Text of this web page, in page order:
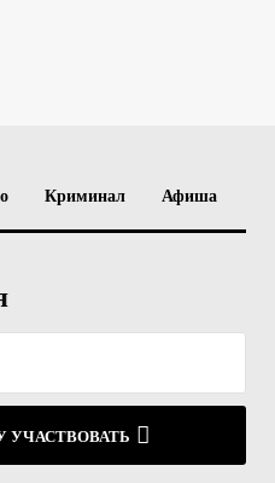
Криминал Афиша
УЧАСТВОВАТЬ